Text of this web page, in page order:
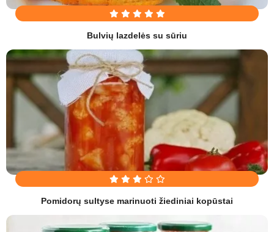
Bulvių lazdelės su sūriu
Pomidorų sultyse marinuoti žiediniai kopūstai